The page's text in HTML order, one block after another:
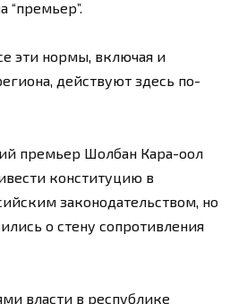
“премьер”.
эти нормы, включая и
действуют здесь по-
премьер Шолбан Кара-оол
конституцию в
законодательством, но
о стену сопротивления
власти в республике